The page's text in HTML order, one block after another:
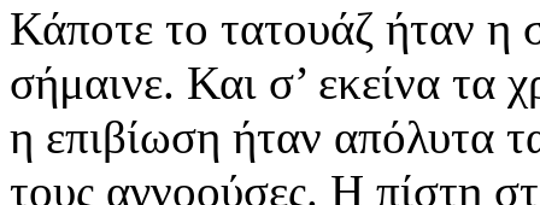
Κάποτε το τατουάζ ήταν η
σήμαινε. Και σ’ εκείνα τα
η επιβίωση ήταν απόλυτα
τους αγνοούσες. Η πίστη